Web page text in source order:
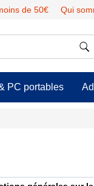
de 50€ Qui
PC portables